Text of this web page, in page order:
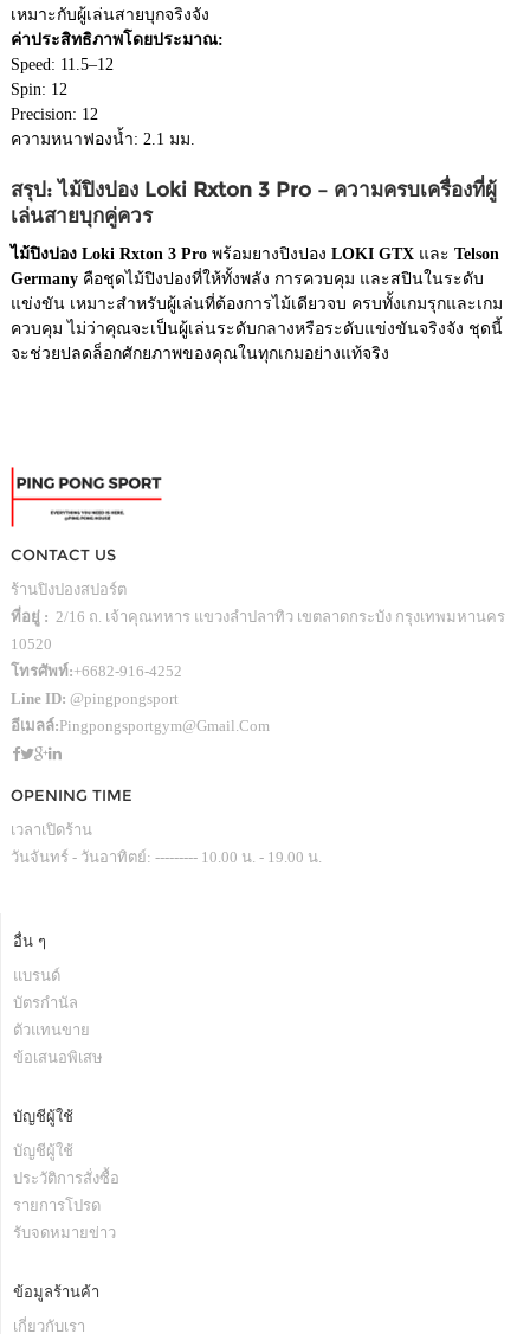
เหมาะกับผู้เล่นสายบุกจริงจัง
ค่าประสิทธิภาพโดยประมาณ:
Speed: 11.5–12
Spin: 12
Precision: 12
ความหนาฟองน้ำ: 2.1 มม.
สรุป: ไม้ปิงปอง Loki Rxton 3 Pro – ความครบเครื่องที่ผู้
เล่นสายบุกคู่ควร
ไม้ปิงปอง Loki Rxton 3 Pro พร้อมยางปิงปอง LOKI GTX และ Telson
Germany คือชุดไม้ปิงปองที่ให้ทั้งพลัง การควบคุม และสปินในระดับ
แข่งขัน เหมาะสำหรับผู้เล่นที่ต้องการไม้เดียวจบ ครบทั้งเกมรุกและเกม
ควบคุม ไม่ว่าคุณจะเป็นผู้เล่นระดับกลางหรือระดับแข่งขันจริงจัง ชุดนี้
จะช่วยปลดล็อกศักยภาพของคุณในทุกเกมอย่างแท้จริง
CONTACT US
ร้านปิงปองสปอร์ต
ที่อยู่ : 2/16 ถ. เจ้าคุณทหาร แขวงลำปลาทิว เขตลาดกระบัง กรุงเทพมหานคร
10520
โทรศัพท์:+6682-916-4252
Line ID: @pingpongsport
อีเมลล์:Pingpongsportgym@gmail.com
OPENING TIME
เวลาเปิดร้าน
วันจันทร์ - วันอาทิตย์: --------- 10.00 น. - 19.00 น.
อื่น ๆ
แบรนด์
บัตรกำนัล
ตัวแทนขาย
ข้อเสนอพิเสษ
บัญชีผู้ใช้
บัญชีผู้ใช้
ประวัติการสั่งซื้อ
รายการโปรด
รับจดหมายข่าว
ข้อมูลร้านค้า
เกี่ยวกับเรา